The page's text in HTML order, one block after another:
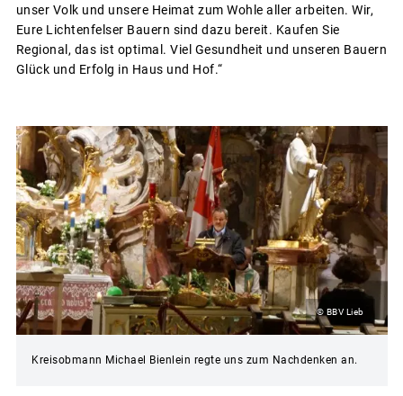
unser Volk und unsere Heimat zum Wohle aller arbeiten. Wir,
Eure Lichtenfelser Bauern sind dazu bereit. Kaufen Sie
Regional, das ist optimal. Viel Gesundheit und unseren Bauern
Glück und Erfolg in Haus und Hof.“
© BBV Lieb
Kreisobmann Michael Bienlein regte uns zum Nachdenken an.